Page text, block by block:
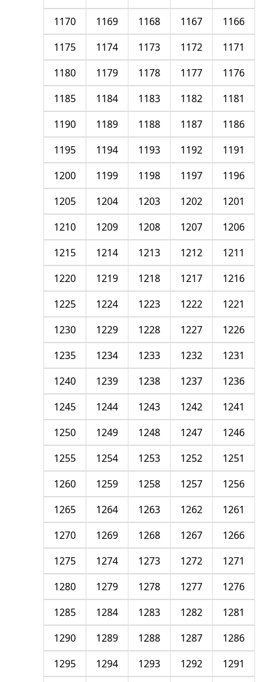
1166
1167
1168
1169
1170
1171
1172
1173
1174
1175
1176
1177
1178
1179
1180
1181
1182
1183
1184
1185
1186
1187
1188
1189
1190
1191
1192
1193
1194
1195
1196
1197
1198
1199
1200
1201
1202
1203
1204
1205
1206
1207
1208
1209
1210
1211
1212
1213
1214
1215
1216
1217
1218
1219
1220
1221
1222
1223
1224
1225
1226
1227
1228
1229
1230
1231
1232
1233
1234
1235
1236
1237
1238
1239
1240
1241
1242
1243
1244
1245
1246
1247
1248
1249
1250
1251
1252
1253
1254
1255
1256
1257
1258
1259
1260
1261
1262
1263
1264
1265
1266
1267
1268
1269
1270
1271
1272
1273
1274
1275
1276
1277
1278
1279
1280
1281
1282
1283
1284
1285
1286
1287
1288
1289
1290
1291
1292
1293
1294
1295